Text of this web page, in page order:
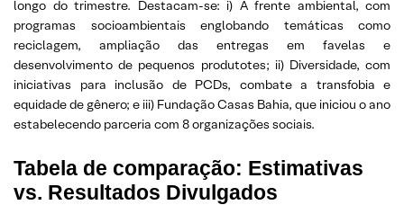
longo do trimestre. Destacam-se: i) A frente ambiental, com
programas socioambientais englobando temáticas como
reciclagem, ampliação das entregas em favelas e
desenvolvimento de pequenos produtotes; ii) Diversidade, com
iniciativas para inclusão de PCDs, combate a transfobia e
equidade de gênero; e iii) Fundação Casas Bahia, que iniciou o ano
estabelecendo parceria com 8 organizações sociais.
Tabela de comparação: Estimativas
vs. Resultados Divulgados